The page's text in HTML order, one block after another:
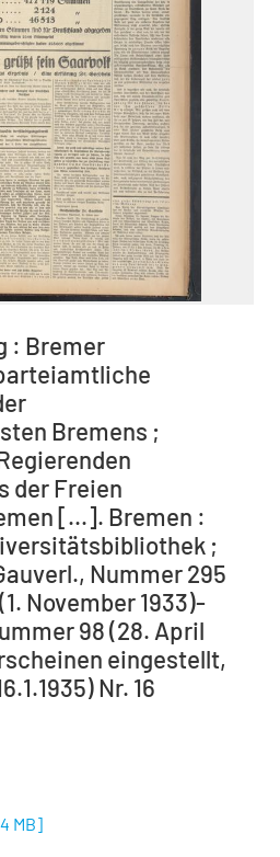
: Bremer
Bremens ;
der Freien
[...]. Bremen :
;
Nummer 295
November 1933)-
98 (28. April
eingestellt,
Nr. 16
MB]